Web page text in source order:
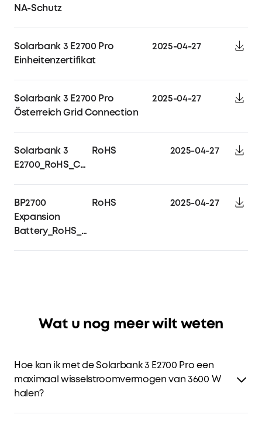
NA-Schutz
Solarbank 3 E2700 Pro
Einheitenzertifikat
2025-04-27
Solarbank 3 E2700 Pro
Österreich Grid Connection
2025-04-27
Solarbank 3
E2700_RoHS_Certificate
RoHS 2025-04-27
BP2700
Expansion
Battery_RoHS_Certificate
RoHS 2025-04-27
Wat u nog meer wilt weten
Hoe kan ik met de Solarbank 3 E2700 Pro een
maximaal wisselstroomvermogen van 3600 W
halen?